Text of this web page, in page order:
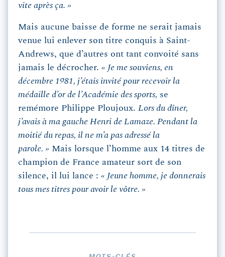
vite après ça. »
Mais aucune baisse de forme ne serait jamais
venue lui enlever son titre conquis à Saint-
Andrews, que d’autres ont tant convoité sans
jamais le décrocher. « Je me souviens, en
décembre 1981, j’étais invité pour recevoir la
médaille d’or de l’Académie des sports, se
remémore Philippe Ploujoux. Lors du dîner,
j’avais à ma gauche Henri de Lamaze. Pendant la
moitié du repas, il ne m’a pas adressé la
parole. » Mais lorsque l’homme aux 14 titres de
champion de France amateur sort de son
silence, il lui lance : « Jeune homme, je donnerais
tous mes titres pour avoir le vôtre. »